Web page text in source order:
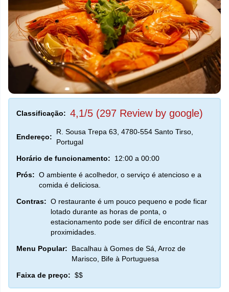
Classificação: 4,1/5 (297 Review by google)
Endereço:
R. Sousa Trepa 63, 4780-554 Santo Tirso,
Portugal
Horário de funcionamento:
12:00 a 00:00
Prós: O ambiente é acolhedor, o serviço é atencioso e a
comida é deliciosa.
Contras: O restaurante é um pouco pequeno e pode ficar
lotado durante as horas de ponta, o
estacionamento pode ser difícil de encontrar nas
proximidades.
Menu Popular:
Bacalhau à Gomes de Sá, Arroz de
Marisco, Bife à Portuguesa
Faixa de preço: $$